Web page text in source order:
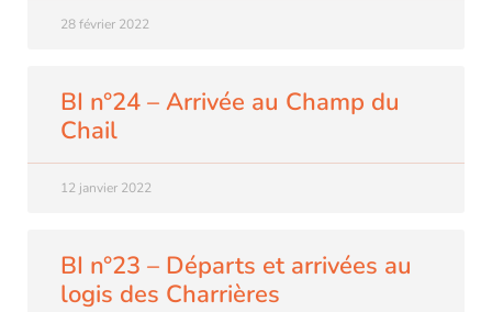
28 février 2022
BI n°24 – Arrivée au Champ du
Chail
12 janvier 2022
BI n°23 – Départs et arrivées au
logis des Charrières